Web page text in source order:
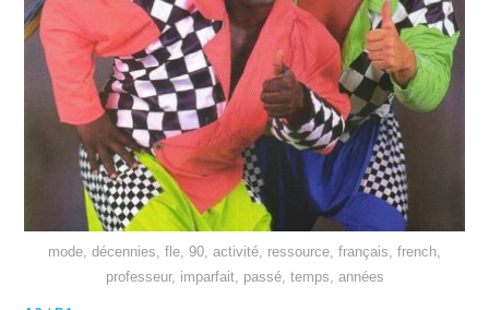
mode, décennies, fle, 90, activité, ressource, français, french,
professeur, imparfait, passé, temps, années